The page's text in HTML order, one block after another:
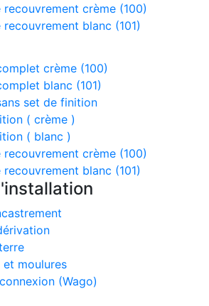
recouvrement crème (100)
recouvrement blanc (101)
crème (100)
blanc (101)
set de finition
( crème )
( blanc )
recouvrement crème (100)
recouvrement blanc (101)
moulures
(Wago)